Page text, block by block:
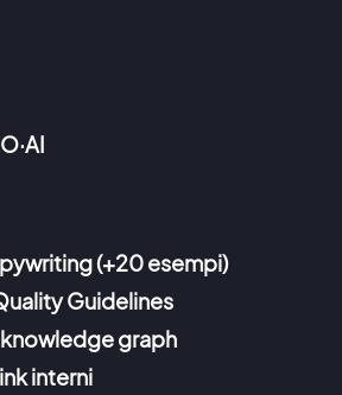
(+20 esempi)
Guidelines
graph
interni